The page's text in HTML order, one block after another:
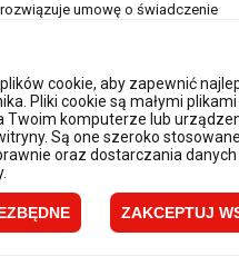
umowę o świadczenie
użyciu dowolnego środka
zapoznanie się
Klienta.
świadczenie usług drogą
Klienta stosownego
elektronicznej podany przez
końcowe
cookie, aby zapewnić
Pliki cookie są małymi plikami
komputerze lub
Są one szeroko
oraz dostarczania danych
ZAKCEPTUJ